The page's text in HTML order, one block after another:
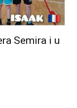
Semira i u